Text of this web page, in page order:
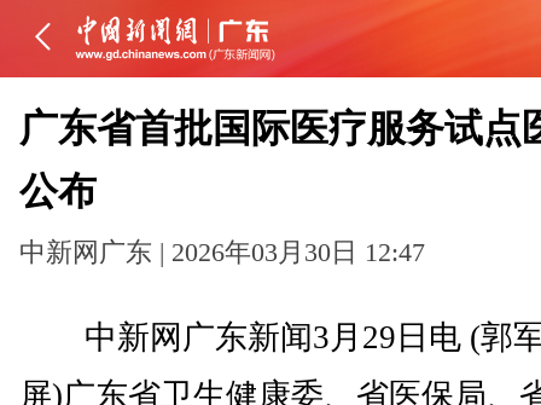
广东省首批国际医疗服务试点
公布
中新网广东 | 2026年03月30日 12:47
中新网广东新闻3月29日电 (郭
屏)广东省卫生健康委、省医保局、